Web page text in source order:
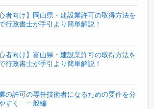
心者向け】岡山県・建設業許可の取得方法を
行政書士が手引より簡単解説！
心者向け】富山県・建設業許可の取得方法を
行政書士が手引より簡単解説！
の許可の専任技術者になるための要件を分
すく 一般編